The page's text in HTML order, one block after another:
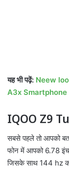
यह भी पढ़ें: Neew
A3x Smartphone
IQOO Z9
सबसे पहले तो आपको
फोन में आपको 6.78 इंच
जिसके साथ 144 hz का